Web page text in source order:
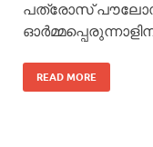
പത്രോസ്
READ MORE